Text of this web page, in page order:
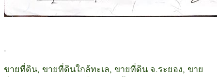
.
ขายที่ดิน, ขายที่ดินใกล้ทะเล, ขายที่ดิน จ.ระยอง, ขาย